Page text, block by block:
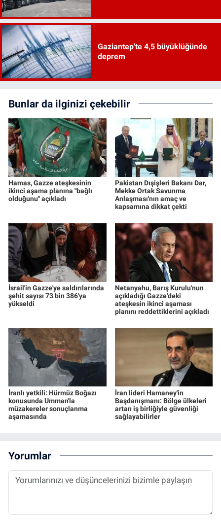
Gaziantep'te 4,5 büyüklüğünde
deprem
Bunlar da ilginizi çekebilir
Hamas, Gazze ateşkesinin
ikinci aşama planına "bağlı
olduğunu" açıkladı
Pakistan Dışişleri Bakanı Dar,
Mekke Ortak Savunma
Anlaşması'nın amaç ve
kapsamına dikkat çekti
İsrail'in Gazze'ye saldırılarında
şehit sayısı 73 bin 386'ya
yükseldi
Netanyahu, Barış Kurulu'nun
açıkladığı Gazze’deki
ateşkesin ikinci aşaması
planını reddettiklerini açıkladı
İranlı yetkili: Hürmüz Boğazı
konusunda Umman'la
müzakereler sonuçlanma
aşamasında
İran lideri Hamaney'in
Başdanışmanı: Bölge ülkeleri
artan iş birliğiyle güvenliği
sağlayabilirler
Yorumlar